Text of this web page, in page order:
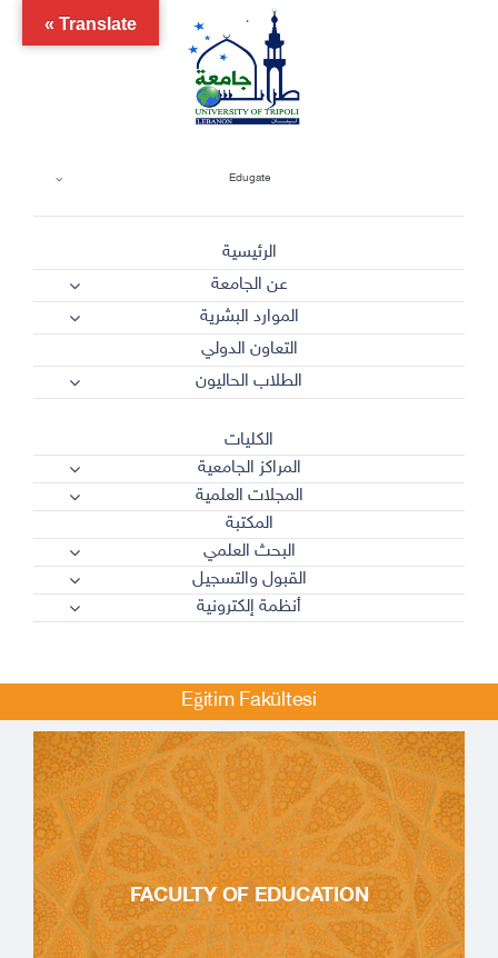
Edugate
الرئيسية
عن الجامعة
الموارد البشرية
التعاون الدولي
الطلاب الحاليون
الكليات
المراكز الجامعية
المجلات العلمية
المكتبة
البحث العلمي
القبول والتسجيل
أنظمة إلكترونية
Eğitim Fakültesi
FACULTY OF EDUCATION
Translate »